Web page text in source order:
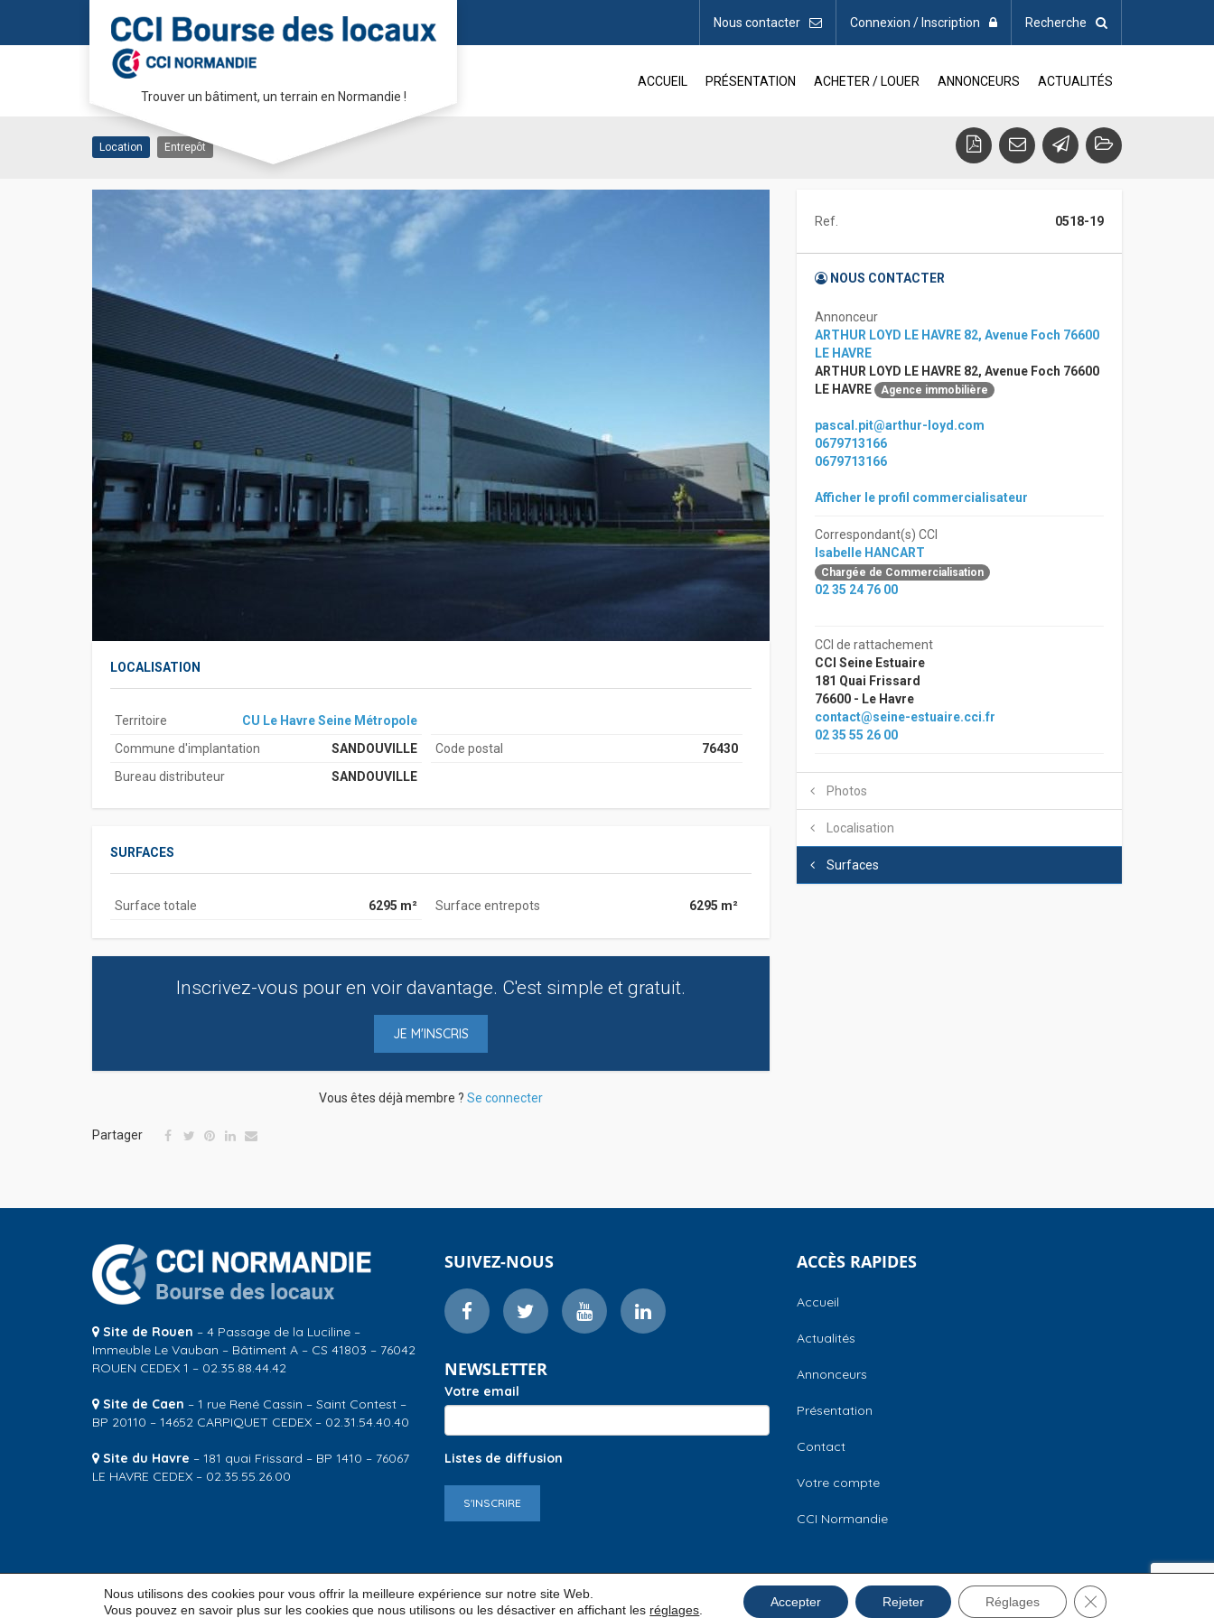
Nous contacter Connexion / Inscription Recherche
Trouver un bâtiment, un terrain en Normandie !
ACCUEIL PRÉSENTATION ACHETER / LOUER ANNONCEURS ACTUALITÉS
Location Entrepôt SANDOUVILLE
76430 SANDOUVILLE
Location Entrepôt
Ref. 0518-19
NOUS CONTACTER
Annonceur
ARTHUR LOYD LE HAVRE 82, Avenue Foch 76600
LE HAVRE
ARTHUR LOYD LE HAVRE 82, Avenue Foch 76600
LE HAVRE
Agence immobilière
pascal.pit@arthur-loyd.com
0679713166
0679713166
Afficher le profil commercialisateur
Correspondant(s) CCI
Isabelle HANCART
Chargée de Commercialisation
02 35 24 76 00
CCI de rattachement
CCI Seine Estuaire
181 Quai Frissard
76600 - Le Havre
contact@seine-estuaire.cci.fr
02 35 55 26 00
Photos
Localisation
Surfaces
LOCALISATION
Territoire
CU Le Havre Seine Métropole
Commune d'implantation
SANDOUVILLE Code postal
76430
Bureau distributeur
SANDOUVILLE
SURFACES
Surface totale 6295 m² Surface entrepots 6295 m²
Inscrivez-vous pour en voir davantage. C'est simple et gratuit.
JE M'INSCRIS
Vous êtes déjà membre ? Se connecter
Partager
Site de Rouen – 4 Passage de la Luciline –
Immeuble Le Vauban – Bâtiment A – CS 41803 – 76042
ROUEN CEDEX 1 – 02.35.88.44.42
Site de Caen – 1 rue René Cassin – Saint Contest –
BP 20110 – 14652 CARPIQUET CEDEX – 02.31.54.40.40
Site du Havre – 181 quai Frissard – BP 1410 – 76067
LE HAVRE CEDEX – 02.35.55.26.00
SUIVEZ-NOUS
NEWSLETTER
Votre email
Listes de diffusion
S'INSCRIRE
ACCÈS RAPIDES
Accueil
Actualités
Annonceurs
Présentation
Contact
Votre compte
CCI Normandie
Mentions légales
© 2026CCI Normandie – Bourse des locaux
Nous utilisons des cookies pour vous offrir la meilleure expérience sur notre site Web.
Vous pouvez en savoir plus sur les cookies que nous utilisons ou les désactiver en affichant les réglages
Accepter Rejeter Réglages Fermer la bannière